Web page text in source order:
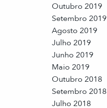
Outubro 2019
Setembro 2019
Agosto 2019
Julho 2019
Junho 2019
Maio 2019
Outubro 2018
Setembro 2018
Julho 2018